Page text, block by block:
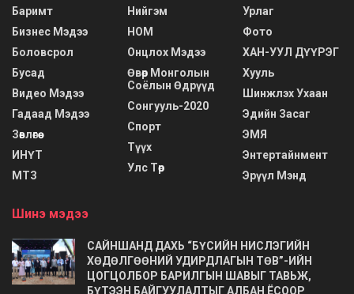
Баримт
Бизнес Мэдээ
Боловсрол
Бусад
Видео Мэдээ
Гадаад Мэдээ
Зөвлөгөө
ИНҮТ
МТЗ
Нийгэм
НОМ
Онцлох Мэдээ
Өвөр Монголын
Соёлын Өдрүүд
Сонгууль-2020
Спорт
Түүх
Улс Төр
Урлаг
Фото
ХАН-УУЛ ДҮҮРЭГ
Хууль
Шинжлэх Ухаан
Эдийн Засаг
ЭМЯ
Энтертайнмент
Эрүүл Мэнд
Шинэ мэдээ
САЙНШАНД ДАХЬ “БҮСИЙН НИСЛЭГИЙН
ХӨДӨЛГӨӨНИЙ УДИРДЛАГЫН ТӨВ”-ИЙН
ЦОГЦОЛБОР БАРИЛГЫН ШАВЫГ ТАВЬЖ,
БҮТЭЭН БАЙГУУЛАЛТЫГ АЛБАН ЁСООР